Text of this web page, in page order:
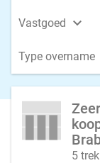
Vastgoed 
Type overname
5